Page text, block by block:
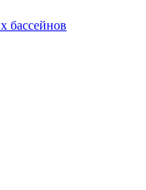
бассейнов